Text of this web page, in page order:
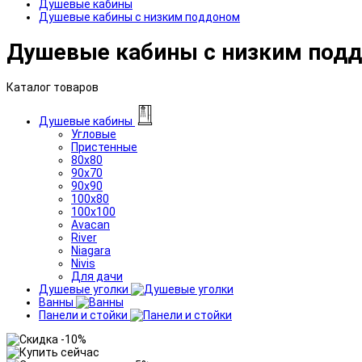
Душевые кабины
Душевые кабины с низким поддоном
Душевые кабины с низким
Каталог товаров
Душевые кабины
Угловые
Пристенные
80x80
90x70
90x90
100x80
100x100
Avacan
River
Niagara
Nivis
Для дачи
Душевые уголки
Ванны
Панели и стойки